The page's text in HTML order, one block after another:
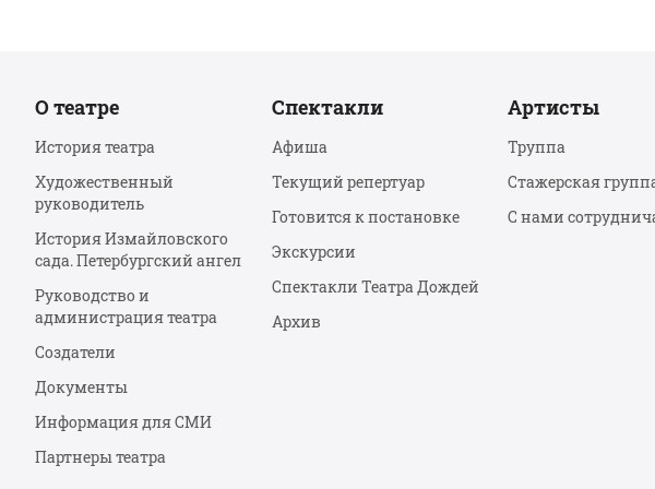
О театре
История театра
Художественный
руководитель
История Измайловского
сада. Петербургский ангел
Руководство и
администрация театра
Создатели
Документы
Информация для СМИ
Партнеры театра
Спектакли
Афиша
Текущий репертуар
Готовится к постановке
Экскурсии
Спектакли Театра Дождей
Архив
Артисты
Труппа
Стажерская
С нами